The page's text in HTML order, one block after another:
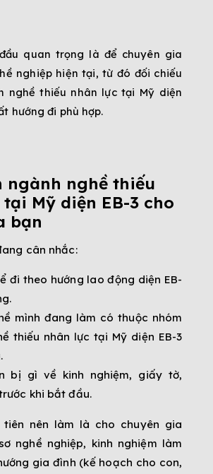
quan trọng là để chuyên gia
nghiệp hiện tại, từ đó đối chiếu
nghề thiếu nhân lực tại Mỹ diện
hướng đi phù hợp.
ngành nghề thiếu
Mỹ diện EB-3 cho
bạn
cân nhắc:
đi theo hướng lao động diện EB-
mình đang làm có thuộc nhóm
thiếu nhân lực tại Mỹ diện EB-3
bị gì về kinh nghiệm, giấy tờ,
khi bắt đầu.
nên làm là cho chuyên gia
nghề nghiệp, kinh nghiệm làm
gia đình (kế hoạch cho con,